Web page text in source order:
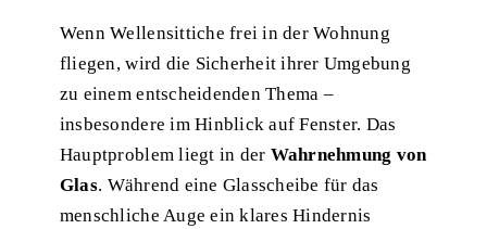
Wenn Wellensittichefrei in der Wohnung
fliegen, wird die Sicherheit ihrer Umgebung
zu einem entscheidenden Thema –
insbesondere im Hinblick auf Fenster. Das
Hauptproblem liegt in der Wahrnehmung von
Glas. Während eine Glasscheibe für das
menschliche Auge ein klares Hindernis